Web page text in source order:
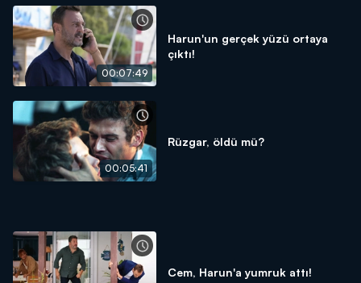
00:07:49
Harun'un gerçek yüzü ortaya
çıktı!
00:05:41
Rüzgar, öldü mü?
Cem, Harun'a yumruk attı!